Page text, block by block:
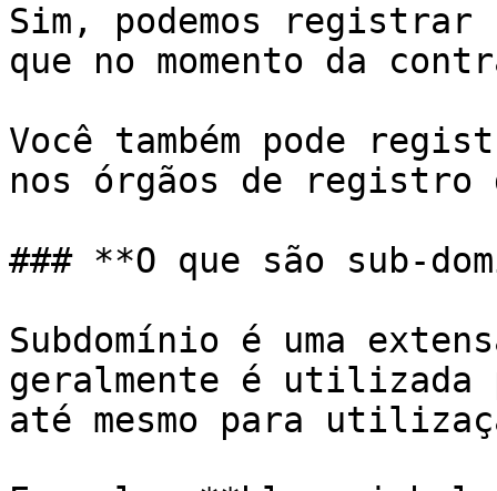
Sim, podemos
que no momento da
Você também pode
nos órgãos de registro
### **O que são sub-
Subdomínio é uma
geralmente é utilizada
até mesmo para